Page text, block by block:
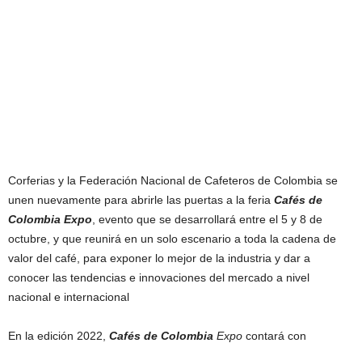
Corferias y la Federación Nacional de Cafeteros de Colombia se
unen nuevamente para abrirle las puertas a la feria Cafés de
Colombia Expo , evento que se desarrollará entre el 5 y 8 de
octubre, y que reunirá en un solo escenario a toda la cadena de
valor del café, para exponer lo mejor de la industria y dar a
conocer las tendencias e innovaciones del mercado a nivel
nacional e internacional
En la edición 2022, Cafés de Colombia Expo contará con